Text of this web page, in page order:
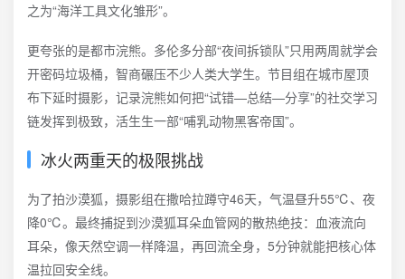
之为“海洋工具文化雏形”。
更夸张的是都市浣熊。多伦多分部“夜间拆锁队”只用两周就学会
开密码垃圾桶，智商碾压不少人类大学生。节目组在城市屋顶
布下延时摄影，记录浣熊如何把“试错—总结—分享”的社交学习
链发挥到极致，活生生一部“哺乳动物黑客帝国”。
冰火两重天的极限挑战
为了拍沙漠狐，摄影组在撒哈拉蹲守46天，气温昼升55℃、夜
降0℃。最终捕捉到沙漠狐耳朵血管网的散热绝技：血液流向
耳朵，像天然空调一样降温，再回流全身，5分钟就能把核心体
温拉回安全线。